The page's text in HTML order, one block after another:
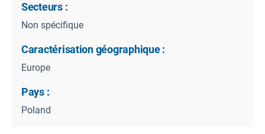
Secteurs :
Non spécifique
Caractérisation géographique :
Europe
Pays :
Poland